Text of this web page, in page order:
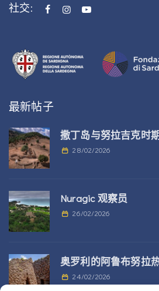
社交:
最新帖子
撒丁岛与努拉吉克时
28/02/2026
Nuragic 观察员
26/02/2026
奥罗利的阿鲁布努拉
24/02/2026